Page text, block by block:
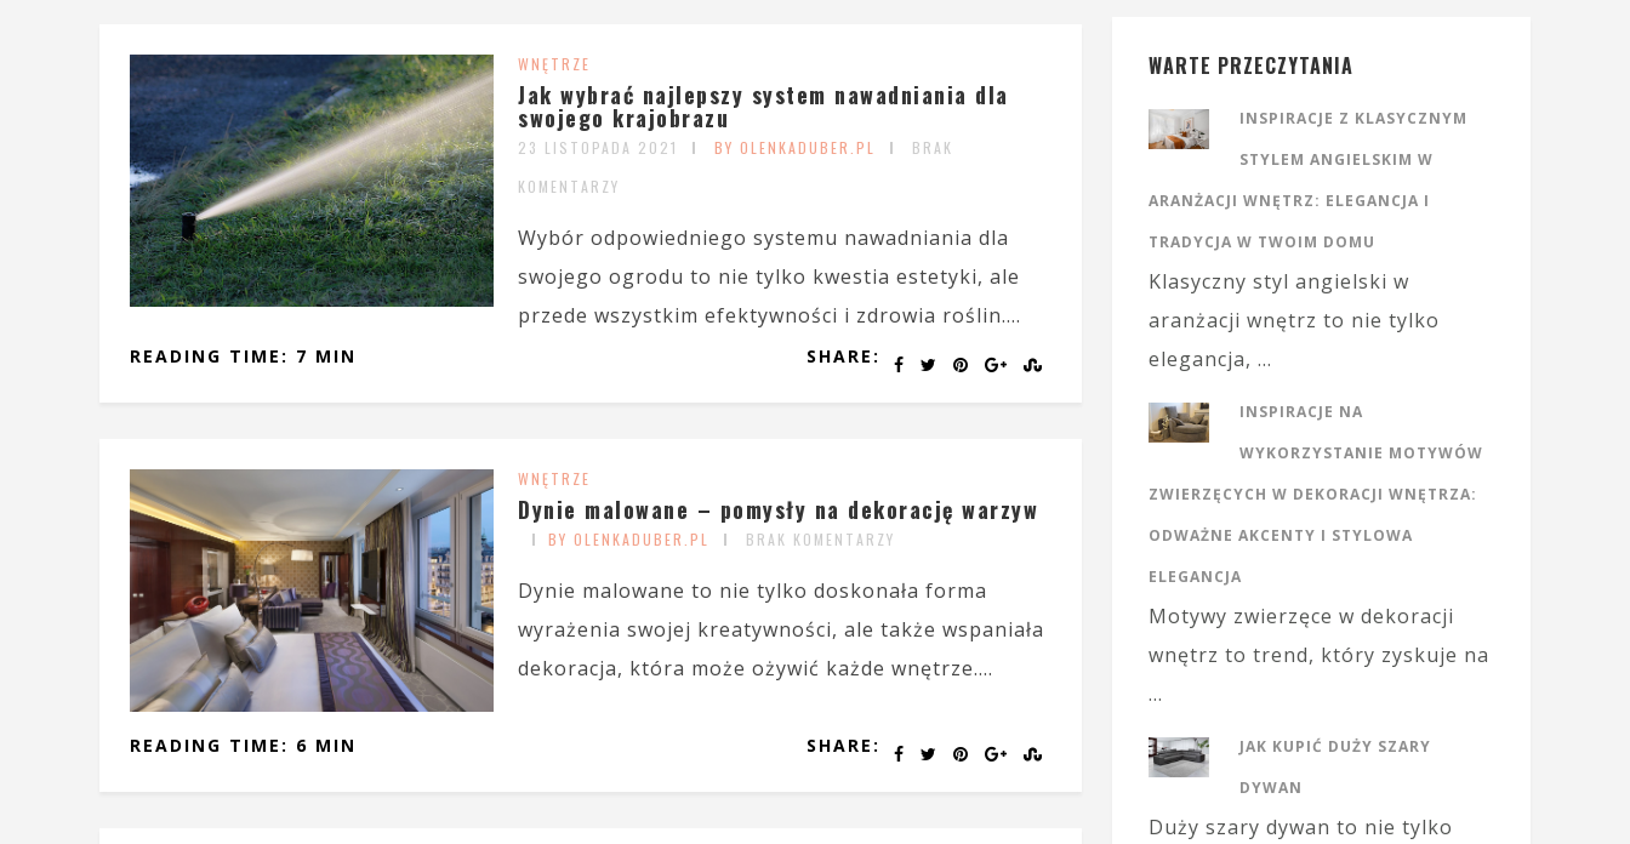
WNĘTRZE
Jak wybrać najlepszy system nawadniania dla
swojego krajobrazu
23 LISTOPADA 2021 BY OLENKADUBER.PL
BRAK
KOMENTARZY
Wybór odpowiedniego systemu nawadniania dla
swojego ogrodu to nie tylko kwestia estetyki, ale
przede wszystkim efektywności i zdrowia roślin....
SHARE:
READING TIME: 7 MIN
WNĘTRZE
Dynie malowane – pomysły na dekorację warzyw
BY OLENKADUBER.PL BRAK KOMENTARZY
Dynie malowane to nie tylko doskonała forma
wyrażenia swojej kreatywności, ale także wspaniała
dekoracja, która może ożywić każde wnętrze....
SHARE:
READING TIME: 6 MIN
WARTE PRZECZYTANIA
INSPIRACJE Z KLASYCZNYM
STYLEM ANGIELSKIM W
ARANŻACJI WNĘTRZ: ELEGANCJA I
TRADYCJA W TWOIM DOMU
Klasyczny styl angielski w
aranżacji wnętrz to nie tylko
elegancja, …
INSPIRACJE NA
WYKORZYSTANIE MOTYWÓW
ZWIERZĘCYCH W DEKORACJI WNĘTRZA:
ODWAŻNE AKCENTY I STYLOWA
ELEGANCJA
Motywy zwierzęce w dekoracji
wnętrz to trend, który zyskuje na
…
JAK KUPIĆ DUŻY SZARY
DYWAN
Duży szary dywan to nie tylko